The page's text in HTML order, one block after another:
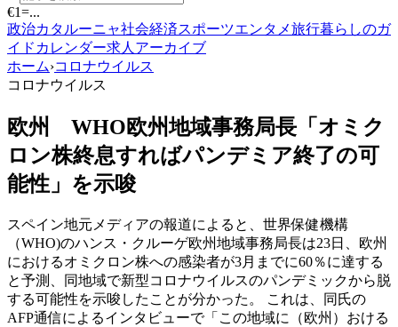
€1=...
政治カタルーニャ社会経済スポーツエンタメ旅行暮らしのガ
イド カレンダー求人 アーカイブ
ホーム›コロナウイルス
コロナウイルス
欧州 WHO欧州地域事務局長「オミク
ロン株終息すればパンデミア終了の可
能性」を示唆
スペイン地元メディアの報道によると、世界保健機構
（WHO)のハンス・クルーゲ欧州地域事務局長は23日、欧州
におけるオミクロン株への感染者が3月までに60％に達する
と予測、同地域で新型コロナウイルスのパンデミックから脱
する可能性を示唆したことが分かった。 これは、同氏の
AFP通信によるインタビューで「この地域に（欧州）おける